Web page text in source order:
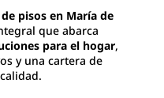
pisos en María de
que abarca
para el hogar,
y una cartera de